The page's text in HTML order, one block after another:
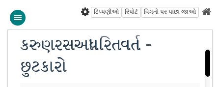
વિગતો પર પાછા જાઓ
રિપોર્ટ
ટિપ્પણીઓ
કરુણ રસ આધારિત વાર્તા -
છુટકારો